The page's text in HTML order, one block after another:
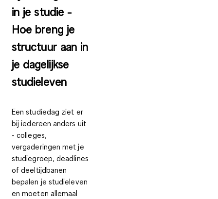
in je studie -
Hoe breng je
structuur aan in
je dagelijkse
studieleven
Een studiedag ziet er
bij iedereen anders uit
- colleges,
vergaderingen met je
studiegroep, deadlines
of deeltijdbanen
bepalen je studieleven
en moeten allemaal